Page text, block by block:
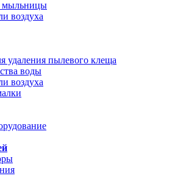
мыльницы
воздуха
удаления пылевого клеща
воды
воздуха